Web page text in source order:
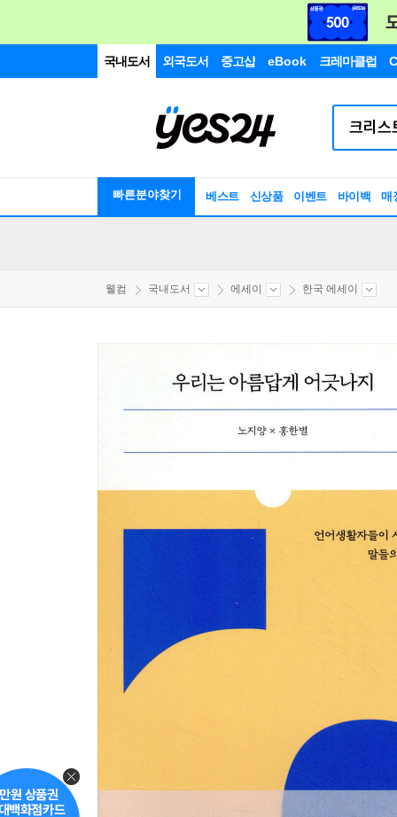
국내도서 외국도서 중고샵 eBook 크레마클럽
빠른분야찾기 베스트 신상품 이벤트 바이백 매
웰컴 국내도서 에세이 한국 에세이